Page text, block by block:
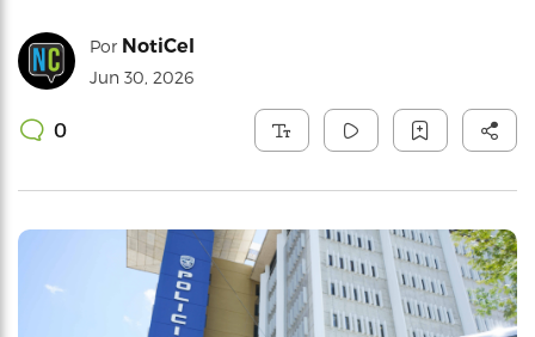
Por NotiCel
Jun 30, 2026
0